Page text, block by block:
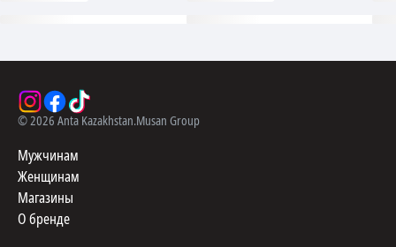
©2026 Anta Kazakhstan.Musan Group
Мужчинам
Женщинам
Магазины
О бренде